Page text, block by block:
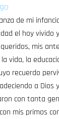
de mi
el hoy vivido
mis
vida, la
recuerdo
a Dios
con tanta
mis primos